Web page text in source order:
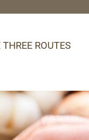
ROUTES